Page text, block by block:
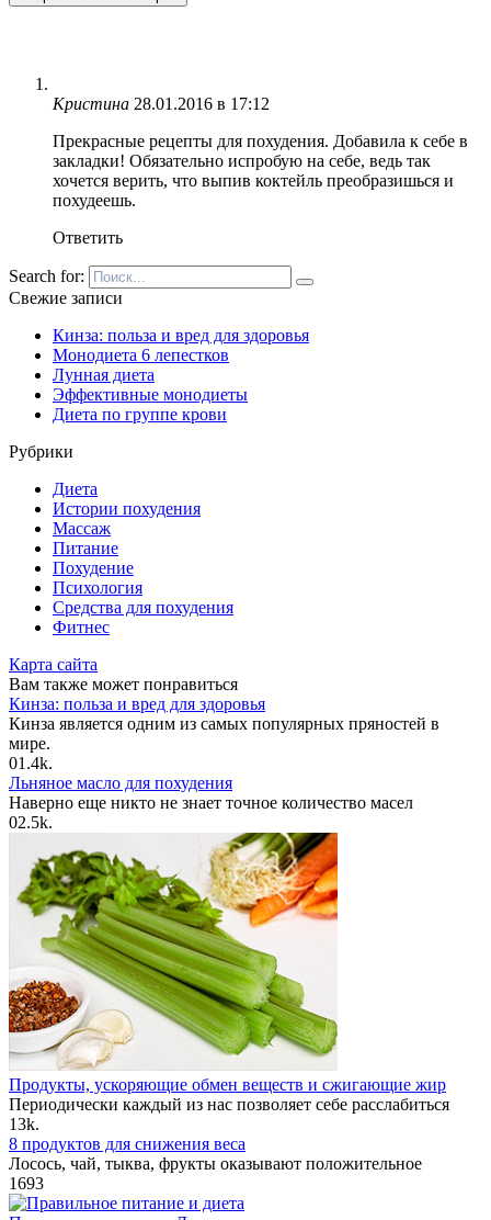
Кристина 28.01.2016 в 17:12
Прекрасные рецепты для похудения. Добавила к себе в
закладки! Обязательно испробую на себе, ведь так
хочется верить, что выпив коктейль преобразишься и
похудеешь.
Ответить
Search for:
Свежие записи
Кинза: польза и вред для здоровья
Монодиета 6 лепестков
Лунная диета
Эффективные монодиеты
Диета по группе крови
Рубрики
Диета
Истории похудения
Массаж
Питание
Похудение
Психология
Средства для похудения
Фитнес
Карта сайта
Вам также может понравиться
Кинза: польза и вред для здоровья
Кинза является одним из самых популярных пряностей в
мире.
01.4k.
Льняное масло для похудения
Наверно еще никто не знает точное количество масел
02.5k.
Продукты, ускоряющие обмен веществ и сжигающие жир
Периодически каждый из нас позволяет себе расслабиться
13k.
8 продуктов для снижения веса
Лосось, чай, тыква, фрукты оказывают положительное
1693